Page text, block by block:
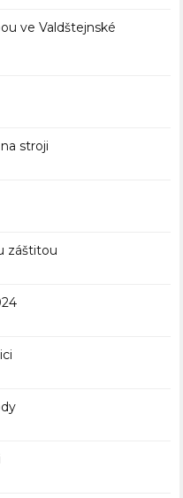
ve Valdštejnské
stroji
záštitou